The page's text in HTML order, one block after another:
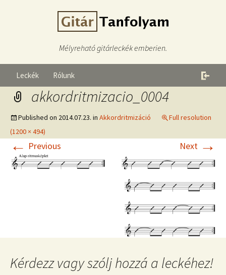
Mélyreható gitárleckék emberien.
Leckék Rólunk
akkordritmizacio_0004
Published on 2014.07.23. in Akkordritmizáció
Full resolution
(1200 × 494)
← Previous Next →
Kérdezz vagy szólj hozzá a leckéhez!